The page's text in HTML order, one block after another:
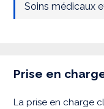
Soins médicaux
Prise en
La prise en charge